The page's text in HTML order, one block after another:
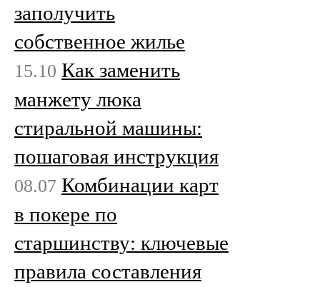
заполучить
собственное жилье
15.10 Как заменить
манжету люка
стиральной машины:
пошаговая инструкция
08.07 Комбинации карт
в покере по
старшинству: ключевые
правила составления